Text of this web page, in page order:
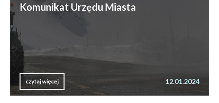
Komunikat Urzędu Miasta
czytaj więcej 12.01.2024